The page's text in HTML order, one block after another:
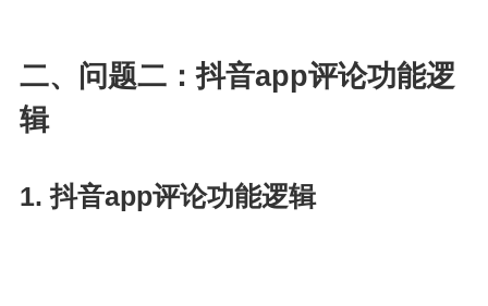
二、问题二：抖音app评论功能逻
辑
1. 抖音app评论功能逻辑